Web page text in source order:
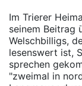
Im Trierer
seinem Beitrag
Welschbilligs,
lesenswert ist,
sprechen
"zweimal in